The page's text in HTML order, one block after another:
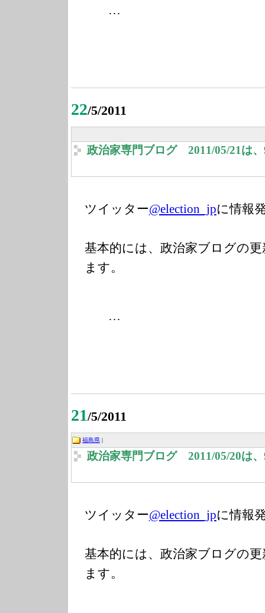
…
22/5/2011
政治家専門ブログ 2011/05/21は
ツイッター@election_jpに情報
基本的には、政治家ブログの
ます。
…
21/5/2011
福島県 |
政治家専門ブログ 2011/05/20は
ツイッター@election_jpに情報
基本的には、政治家ブログの
ます。